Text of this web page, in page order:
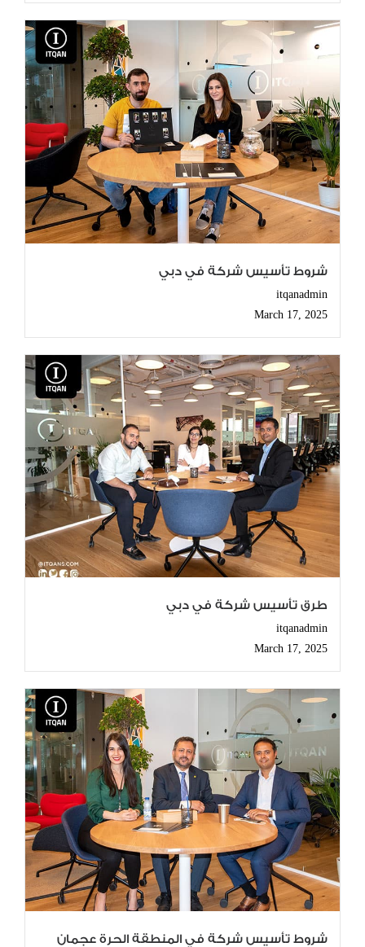
شروط تأسيس شركة في دبي
itqanadmin
March 17, 2025
طرق تأسيس شركة في دبي
itqanadmin
March 17, 2025
شروط تأسيس شركة في المنطقة الحرة عجمان